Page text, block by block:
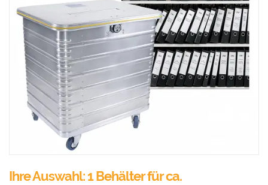
Ihre Auswahl: 1 Behälter für ca.